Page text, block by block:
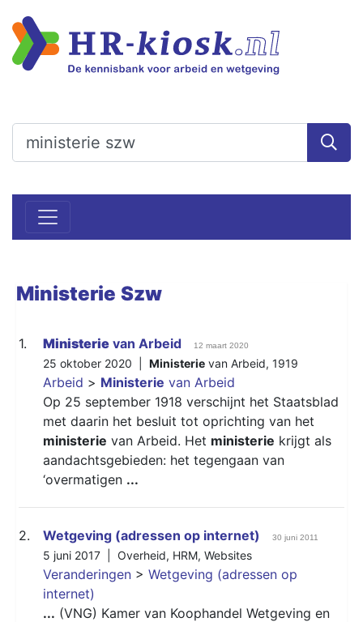
Ministerie Szw
1. Ministerie van Arbeid 12 maart 2020
25 oktober 2020 | Ministerie van Arbeid, 1919
Arbeid > Ministerie van Arbeid
Op 25 september 1918 verschijnt het Staatsblad
met daarin het besluit tot oprichting van het
ministerie van Arbeid. Het ministerie krijgt als
aandachtsgebieden: het tegengaan van
‘overmatigen ...
2. Wetgeving (adressen op internet) 30 juni 2011
5 juni 2017 | Overheid, HRM, Websites
Veranderingen > Wetgeving (adressen op
internet)
... (VNG) Kamer van Koophandel Wetgeving en